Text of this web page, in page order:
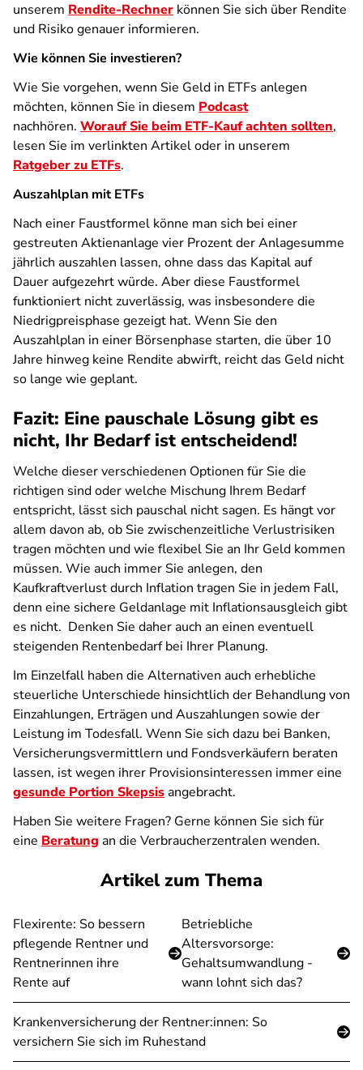
unserem Rendite-Rechner können Sie sich über Rendite
und Risiko genauer informieren.
Wie können Sie investieren?
Wie Sie vorgehen, wenn Sie Geld in ETFs anlegen
möchten, können Sie in diesem Podcast
nachhören. Worauf Sie beim ETF-Kauf achten sollten,
lesen Sie im verlinkten Artikel oder in unserem
Ratgeber zu ETFs.
Auszahlplan mit ETFs
Nach einer Faustformel könne man sich bei einer
gestreuten Aktienanlage vier Prozent der Anlagesumme
jährlich auszahlen lassen, ohne dass das Kapital auf
Dauer aufgezehrt würde. Aber diese Faustformel
funktioniert nicht zuverlässig, was insbesondere die
Niedrigpreisphase gezeigt hat. Wenn Sie den
Auszahlplan in einer Börsenphase starten, die über 10
Jahre hinweg keine Rendite abwirft, reicht das Geld nicht
so lange wie geplant.
Fazit: Eine pauschale Lösung gibt es
nicht, Ihr Bedarf ist entscheidend!
Welche dieser verschiedenen Optionen für Sie die
richtigen sind oder welche Mischung Ihrem Bedarf
entspricht, lässt sich pauschal nicht sagen. Es hängt vor
allem davon ab, ob Sie zwischenzeitliche Verlustrisiken
tragen möchten und wie flexibel Sie an Ihr Geld kommen
müssen. Wie auch immer Sie anlegen, den
Kaufkraftverlust durch Inflation tragen Sie in jedem Fall,
denn eine sichere Geldanlage mit Inflationsausgleich gibt
es nicht. Denken Sie daher auch an einen eventuell
steigenden Rentenbedarf bei Ihrer Planung.
Im Einzelfall haben die Alternativen auch erhebliche
steuerliche Unterschiede hinsichtlich der Behandlung von
Einzahlungen, Erträgen und Auszahlungen sowie der
Leistung im Todesfall. Wenn Sie sich dazu bei Banken,
Versicherungsvermittlern und Fondsverkäufern beraten
lassen, ist wegen ihrer Provisionsinteressen immer eine
gesunde Portion Skepsisangebracht.
Haben Sie weitere Fragen? Gerne können Sie sich für
eine Beratung an die Verbraucherzentralen wenden.
Artikel zum Thema
Flexirente: So bessern
pflegende Rentner und
Rentnerinnen ihre
Rente auf
Betriebliche
Altersvorsorge:
Gehaltsumwandlung -
wann lohnt sich das?
Krankenversicherung der Rentner:innen: So
versichern Sie sich im Ruhestand